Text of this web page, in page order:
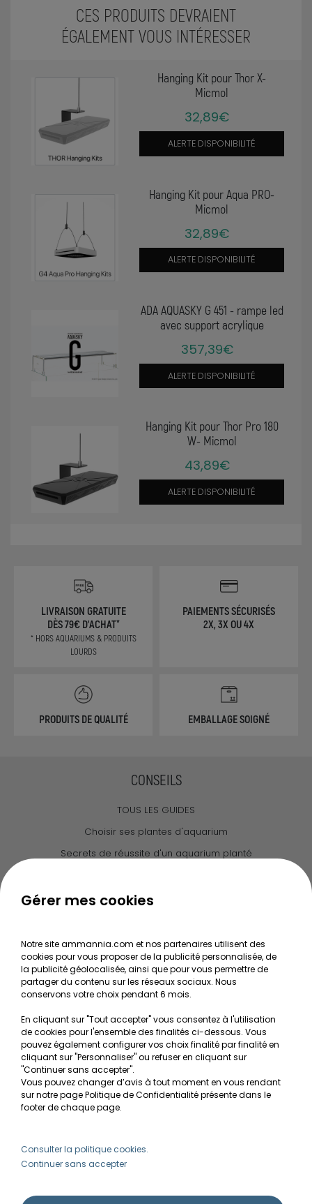
CES PRODUITS DEVRAIENT
ÉGALEMENT VOUS INTÉRESSER
Hanging Kit pour Thor X-
Micmol
32,89€
ALERTE DISPONIBILITÉ
Hanging Kit pour Aqua PRO-
Micmol
32,89€
ALERTE DISPONIBILITÉ
ADA AQUASKY G 451 - rampe led
avec support acrylique
357,39€
ALERTE DISPONIBILITÉ
Hanging Kit pour Thor Pro 180
W- Micmol
43,89€
ALERTE DISPONIBILITÉ
LIVRAISON GRATUITE
DÈS 79€ D'ACHAT*
* HORS AQUARIUMS & PRODUITS
LOURDS
PAIEMENTS SÉCURISÉS
2X, 3X OU 4X
PRODUITS DE QUALITÉ EMBALLAGE SOIGNÉ
CONSEILS
TOUS LES GUIDES
Choisir ses plantes d'aquarium
Secrets de réussite d'un aquarium planté
Le journal d'Ammannia
Recherche de Notices de produits
Mentions légales
Conditions générales de vente
RGPD
MON COMPTE
Avantages
Créer un compte client
Besoin d'aide ?
Gérer mes cookies
Notre site ammannia.com et nos partenaires utilisent des
cookies pour vous proposer de la publicité personnalisée, de
la publicité géolocalisée, ainsi que pour vous permettre de
partager du contenu sur les réseaux sociaux. Nous
conservons votre choix pendant 6 mois.
En cliquant sur "Tout accepter" vous consentez à l'utilisation
de cookies pour l'ensemble des finalités ci-dessous. Vous
pouvez également configurer vos choix finalité par finalité en
cliquant sur "Personnaliser" ou refuser en cliquant sur
"Continuer sans accepter".
Vous pouvez changer d’avis à tout moment en vous rendant
sur notre page Politique de Confidentialité présente dans le
footer de chaque page.
Consulter la politique cookies.
Continuer sans accepter